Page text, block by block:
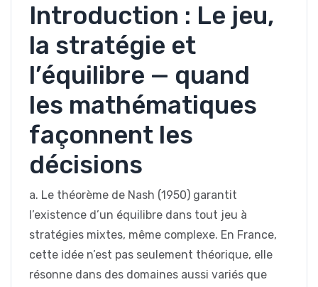
Introduction : Le jeu,
la stratégie et
l’équilibre — quand
les mathématiques
façonnent les
décisions
a. Le théorème de Nash (1950) garantit
l’existence d’un équilibre dans tout jeu à
stratégies mixtes, même complexe. En France,
cette idée n’est pas seulement théorique, elle
résonne dans des domaines aussi variés que